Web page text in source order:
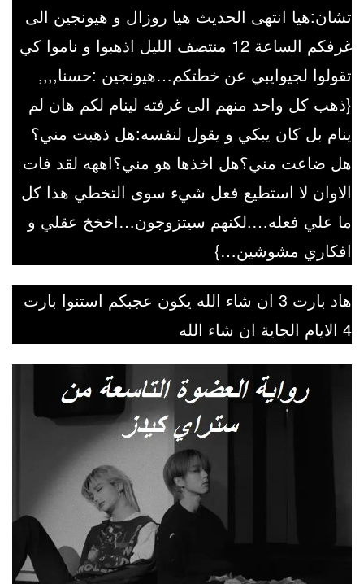
تشان:هيا انتهى الحديث هيا روزال و هيونجين الى
غرفكم الساعة 12 منتصف الليل اذهبوا و ناموا كي
تقولوا لجيوايبي عن خطتكم…هيونجين :حسنا,,,,
{ذهب كل واحد منهم الى غرفته لينام لكم هان لم
ينام بل كان يبكي و يقول لنفسه:هل ذهبت مني؟
هل ضاعت مني؟هل اخذها هو مني؟اههه لقد فات
الاوان لا استطيع فعل شيء سوى التخطي هذا كل
ما علي فعله….لكنهم سيتزوجون…اخخخ عقلي و
افكاري مشوشين…}
هاد بارت 3 ان شاء الله يكون عجبكم استنوا بارت
4 الايام الجاية ان شاء الله